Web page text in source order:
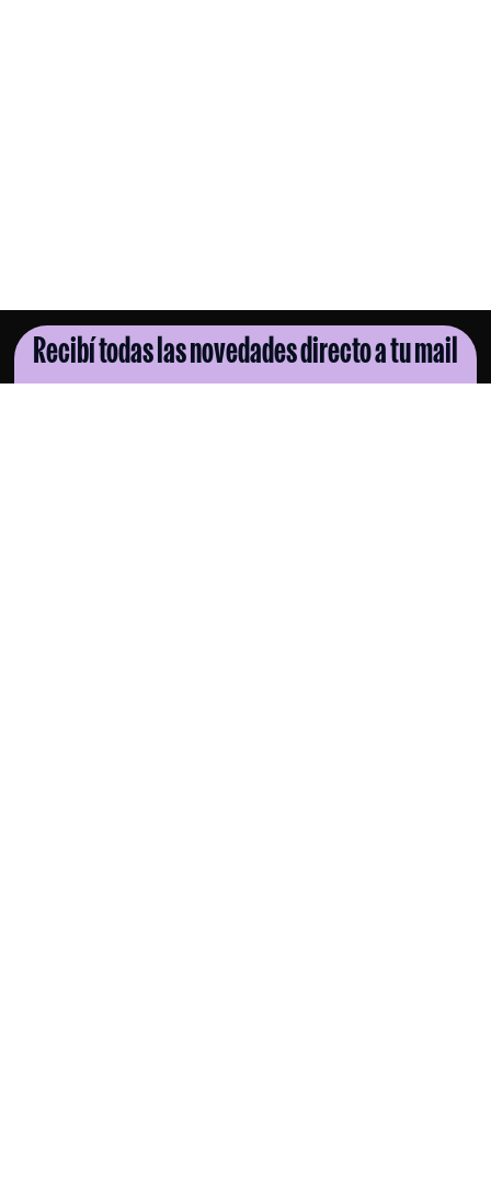
Recibí todas las novedades directo a tu mail